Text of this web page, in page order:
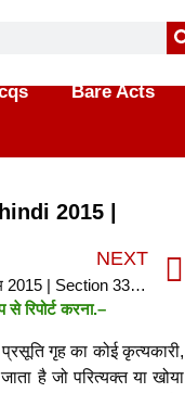
Bare Acts
2015 |
NEXT
धारा 33 किशोर न्याय अधिनियम 2015 | Section 33 JJ Act in hindi 2015 | Section 33 Juvenile Justice Act 2015 in hindi
रिपोर्ट करना.–
गृह का कोई कृत्यकारी,
है जो परित्यक्त या खोया